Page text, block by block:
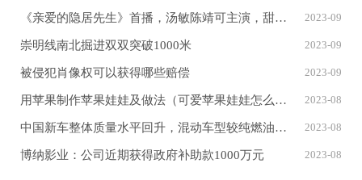
《亲爱的隐居先生》首播，汤敏陈靖可主演，甜宠又爆笑，好看的剧 2023-09
崇明线南北掘进双双突破1000米 2023-09
被侵犯肖像权可以获得哪些赔偿 2023-09
用苹果制作苹果娃娃及做法（可爱苹果娃娃怎么做） 2023-08
中国新车整体质量水平回升，混动车型较纯燃油车型质量表现更佳 2023-08
博纳影业：公司近期获得政府补助款1000万元 2023-08